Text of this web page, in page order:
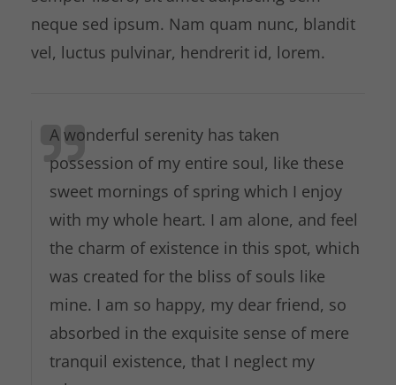
neque sed ipsum. Nam quam nunc, blandit
vel, luctus pulvinar, hendrerit id, lorem.
A wonderful serenity has taken
possession of my entire soul, like these
sweet mornings of spring which I enjoy
with my whole heart. I am alone, and feel
the charm of existence in this spot, which
was created for the bliss of souls like
mine. I am so happy, my dear friend, so
absorbed in the exquisite sense of mere
tranquil existence, that I neglect my